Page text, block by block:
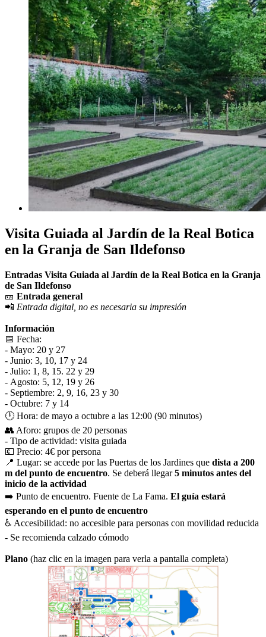
Visita Guiada al Jardín de la Real Botica
en la Granja de San Ildefonso
Entradas Visita Guiada al Jardín de la Real Botica en la Granja
de San Ildefonso
🎫 Entrada general
📲 Entrada digital, no es necesaria su impresión
Información
📅 Fecha:
- Mayo: 20 y 27
- Junio: 3, 10, 17 y 24
- Julio: 1, 8, 15. 22 y 29
- Agosto: 5, 12, 19 y 26
- Septiembre: 2, 9, 16, 23 y 30
- Octubre: 7 y 14
🕛 Hora: de mayo a octubre a las 12:00 (90 minutos)
👥 Aforo: grupos de 20 personas
- Tipo de actividad: visita guiada
💶 Precio: 4€ por persona
📍 Lugar: se accede por las Puertas de los Jardines que dista a 200
m del punto de encuentro. Se deberá llegar5 minutos antes del
inicio de la actividad
➡️ Punto de encuentro. Fuente de La Fama. El guía estará
esperando en el punto de encuentro
♿ Accesibilidad: no accesible para personas con movilidad reducida
- Se recomienda calzado cómodo
Plano (haz clic en la imagen para verla a pantalla completa)